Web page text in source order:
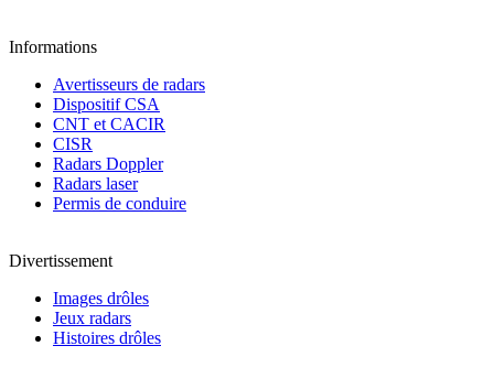
Informations
Avertisseurs de radars
Dispositif CSA
CNT et CACIR
CISR
Radars Doppler
Radars laser
Permis de conduire
Divertissement
Images drôles
Jeux radars
Histoires drôles